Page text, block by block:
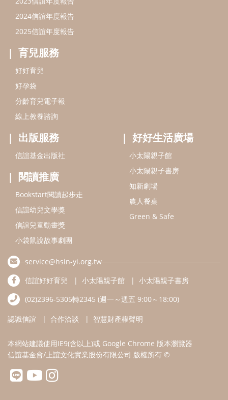
出版服務
信誼基金出版社
閱讀推廣
Bookstart閱讀起步走
信誼幼兒文學獎
信誼兒童動畫獎
小袋鼠說故事劇團
service@hsin-yi.org.tw
信誼好好育兒
小太陽親子書房
(02)2396-5305轉2345 (週一～週五 9:00～18:00)
認識信誼 合作洽談 智慧財產權聲明
本網站建議使用IE9(含以上)或 Google Chrome 版本瀏覽器
信誼基金會/上誼文化實業股份有限公司 版權所有 ©